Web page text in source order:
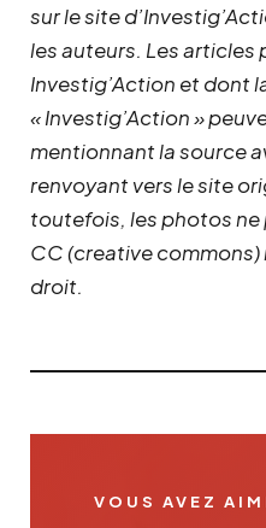
sur le site
les auteurs. Les articles
Investig’Action et dont
« Investig’Action »
mentionnant la source
renvoyant vers le site
toutefois, les photos
CC (creative
droit.
VOUS AVEZ